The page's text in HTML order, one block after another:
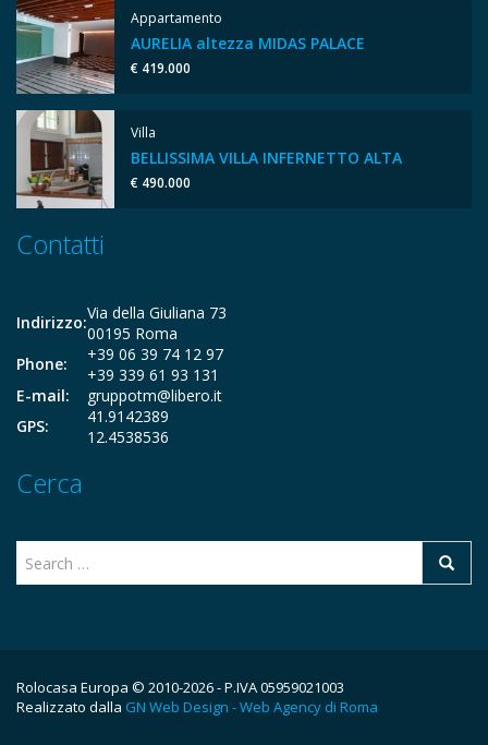
Appartamento
AURELIA altezza MIDAS PALACE
€ 419.000
Villa
BELLISSIMA VILLA INFERNETTO ALTA
€ 490.000
Contatti
Indirizzo:Via della Giuliana 73
00195 Roma
Phone:
+39 06 39 74 12 97
+39 339 61 93 131
E-mail:
gruppotm@libero.it
GPS:
41.9142389
12.4538536
Cerca
Rolocasa Europa © 2010-2026 - P.IVA 05959021003
Realizzato dalla GN Web Design - Web Agency di Roma